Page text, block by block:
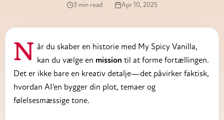
3 min read Apr 10, 2025
Når du skaber en historie med My Spicy Vanilla, kan du vælge en mission til at forme fortællingen.
Det er ikke bare en kreativ detalje—det påvirker faktisk,
hvordan AI'en bygger din plot, temaer og
følelsesmæssige tone.